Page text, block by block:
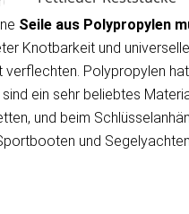
Seile aus Polypropylen
Knotbarkeit und
Polypropylen
ein sehr beliebtes
und beim
und